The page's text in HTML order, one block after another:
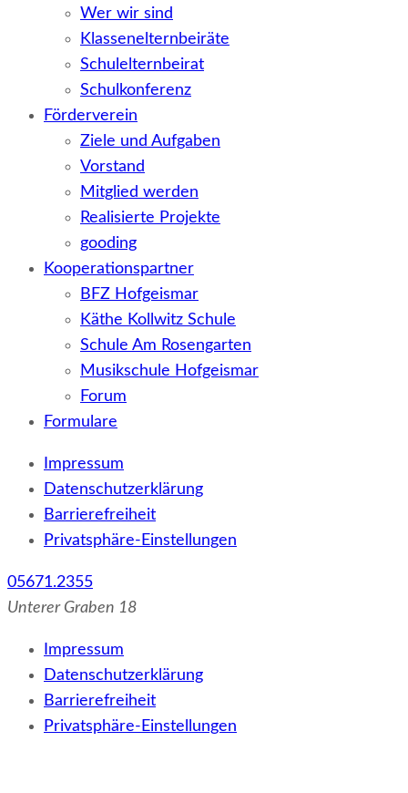
Wer wir sind
Klassenelternbeiräte
Schulelternbeirat
Schulkonferenz
Förderverein
Ziele und Aufgaben
Vorstand
Mitglied werden
Realisierte Projekte
gooding
Kooperationspartner
BFZ Hofgeismar
Käthe Kollwitz Schule
Schule Am Rosengarten
Musikschule Hofgeismar
Forum
Formulare
Impressum
Datenschutzerklärung
Barrierefreiheit
Privatsphäre-Einstellungen
05671.2355
Unterer Graben 18
Impressum
Datenschutzerklärung
Barrierefreiheit
Privatsphäre-Einstellungen